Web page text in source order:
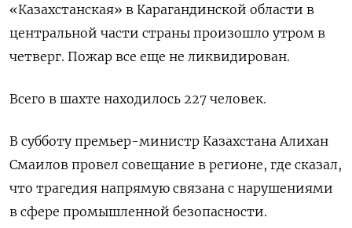
«Казахстанская» в Карагандинской области в
центральной части страны произошло утром в
четверг. Пожар все еще не ликвидирован.
Всего в шахте находилось 227 человек.
В субботу премьер-министр Казахстана Алихан
Смаилов провел совещание в регионе, где сказал,
что трагедия напрямую связана с нарушениями
в сфере промышленной безопасности.